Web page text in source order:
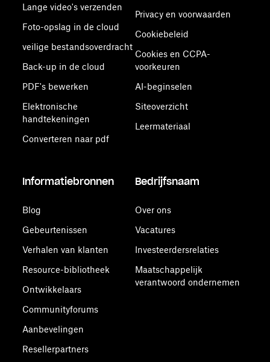
Lange video's verzenden
Foto-opslag in de cloud
veilige bestandsoverdracht
Back-up in de cloud
PDF's bewerken
Elektronische
handtekeningen
Converteren naar pdf
Privacy en voorwaarden
Cookiebeleid
Cookies en CCPA-
voorkeuren
AI-beginselen
Siteoverzicht
Leermateriaal
Informatiebronnen
Blog
Gebeurtenissen
Verhalen van klanten
Resource-bibliotheek
Ontwikkelaars
Communityforums
Aanbevelingen
Resellerpartners
Bedrijfsnaam
Over ons
Vacatures
Investeerdersrelaties
Maatschappelijk
verantwoord ondernemen